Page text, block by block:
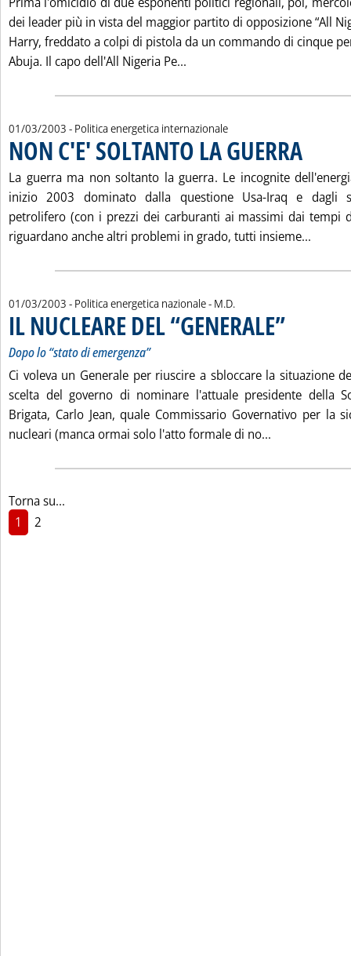
dei leader più in vista del maggior partito di opposizione “All
Harry, freddato a colpi di pistola da un commando di cinque
Abuja. Il capo dell'All Nigeria Pe...
01/03/2003 - Politica energetica internazionale
NON C'E' SOLTANTO LA GUERRA
La guerra ma non soltanto la guerra. Le incognite
inizio 2003 dominato dalla questione Usa-Iraq e dagli
petrolifero (con i prezzi dei carburanti ai massimi dai tempi
riguardano anche altri problemi in grado, tutti insieme...
01/03/2003 - Politica energetica nazionale - di:
M.D.
IL NUCLEARE DEL “GENERALE”. Sottotitolo:
. Pubblicata
Dopo lo “stato di emergenza”
Ci voleva un Generale per riuscire a sbloccare la situazione
scelta del governo di nominare l'attuale presidente della
Brigata, Carlo Jean, quale Commissario Governativo per la
nucleari (manca ormai solo l'atto formale di no...
Torna su...
1
2